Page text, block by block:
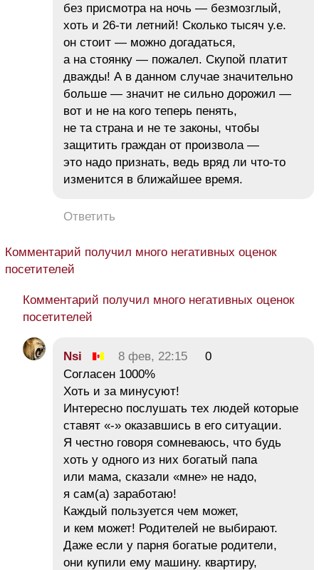
без присмотра на ночь — безмозглый,
хоть и 26-ти летний! Сколько тысяч у.е.
он стоит — можно догадаться,
а на стоянку — пожалел. Скупой платит
дважды! А в данном случае значительно
больше — значит не сильно дорожил —
вот и не на кого теперь пенять,
не та страна и не те законы, чтобы
защитить граждан от произвола —
это надо признать, ведь вряд ли что-то
изменится в ближайшее время.
Ответить
Комментарий получил много негативных оценок
посетителей
Комментарий получил много негативных оценок
посетителей
Nsi 8 фев, 22:15
0
Согласен 1000%
Хоть и за минусуют!
Интересно послушать тех людей которые
ставят «-» оказавшись в его ситуации.
Я честно говоря сомневаюсь, что будь
хоть у одного из них богатый папа
или мама, сказали «мне» не надо,
я сам(а) заработаю!
Каждый пользуется чем может,
и кем может! Родителей не выбирают.
Даже если у парня богатые родители,
они купили ему машину. квартиру,